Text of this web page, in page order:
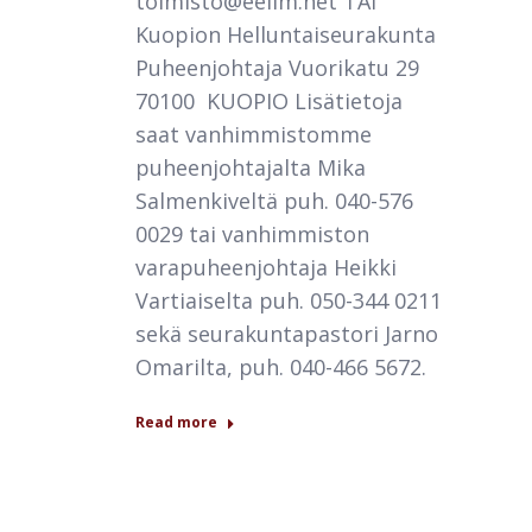
Kuopion Helluntaiseurakunta
Puheenjohtaja Vuorikatu 29
70100 KUOPIO Lisätietoja
saat vanhimmistomme
puheenjohtajalta Mika
Salmenkiveltä puh. 040-576
0029 tai vanhimmiston
varapuheenjohtaja Heikki
Vartiaiselta puh. 050-344 0211
sekä seurakuntapastori Jarno
Omarilta, puh. 040-466 5672.
Read more